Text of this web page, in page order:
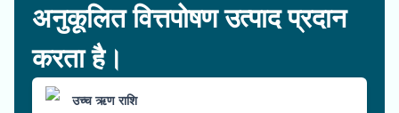
अनुकूलित वित्तपोषण उत्पाद प्रदान
करता है।
उच्च ऋण राशि